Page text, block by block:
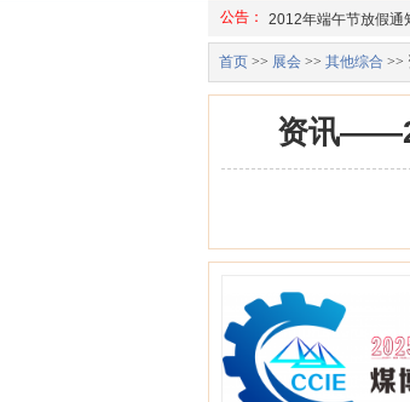
公告： 国务院办公厅日前下
2012年端午节放假通
2012祝天下儿童节快
国务院办公厅日前下
2012年端午节放假通
首页 >> 展会 >> 其他综合 >>
资讯